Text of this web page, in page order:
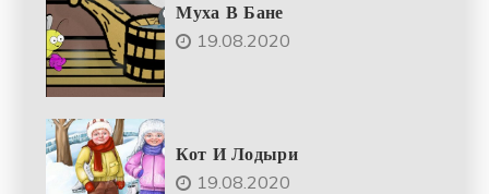
Муха В Бане
19.08.2020
Кот И Лодыри
19.08.2020